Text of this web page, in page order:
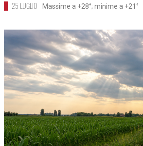
25 LUGLIO Massime a +28°; minime a +21°